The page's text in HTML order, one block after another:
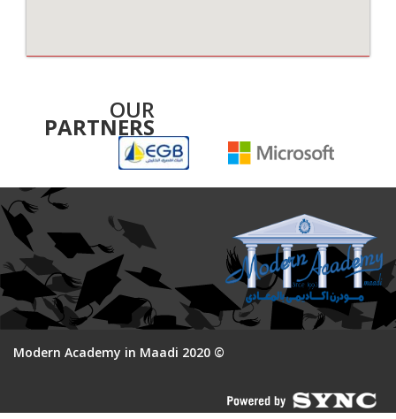
OUR
PARTNERS
© 2020 Modern Academy in Maadi